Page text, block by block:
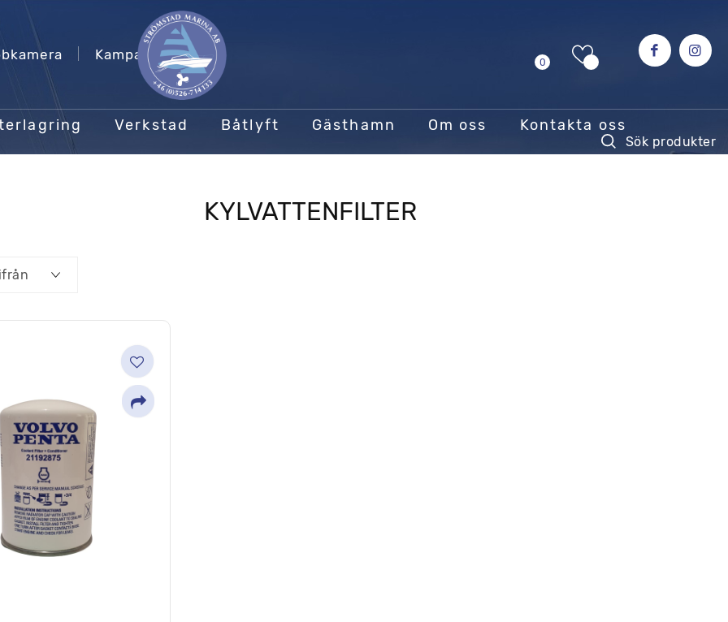
Kampanjer 0
Verkstad Båtlyft Gästhamn Om oss Kontakta oss
KYLVATTENFILTER